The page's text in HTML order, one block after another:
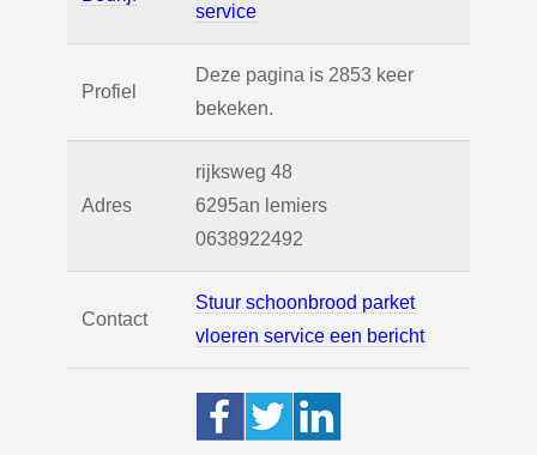
service
Profiel
Deze pagina is 2853 keer
bekeken.
Adres
rijksweg 48
6295an lemiers
0638922492
Contact
Stuur schoonbrood parket
vloeren service een bericht